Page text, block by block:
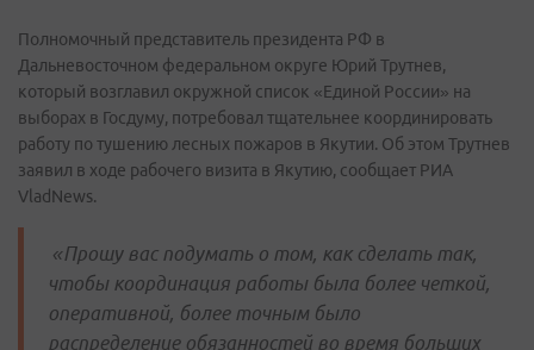
Полномочный представитель президента РФ в
Дальневосточном федеральном округе Юрий Трутнев,
который возглавил окружной список «Единой России» на
выборах в Госдуму, потребовал тщательнее координировать
работу по тушению лесных пожаров в Якутии. Об этом Трутнев
заявил в ходе рабочего визита в Якутию, сообщает РИА
VladNews.
«Прошу вас подумать о том, как сделать так,
чтобы координация работы была более четкой,
оперативной, более точным было
распределение обязанностей во время больших